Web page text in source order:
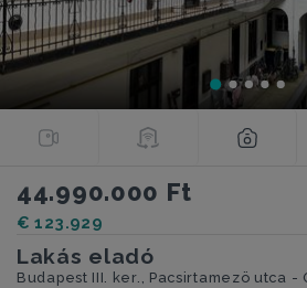
44.990.000 Ft
€ 123.929
Lakás eladó
Budapest III. ker., Pacsirtamezö utca -